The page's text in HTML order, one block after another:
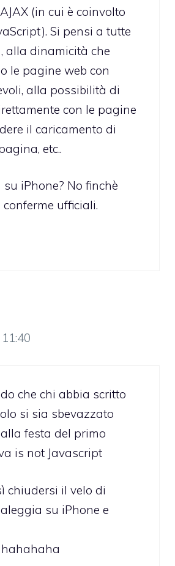
(in cui è coinvolto
Si pensi a tutte
alla dinamicità che
le pagine web con
alla possibilità di
con le pagine
il caricamento di
etc..
su iPhone? No finchè
ufficiali.
che chi abbia scritto
si sia sbevazzato
festa del primo
is not Javascript
chiudersi il velo di
su iPhone e